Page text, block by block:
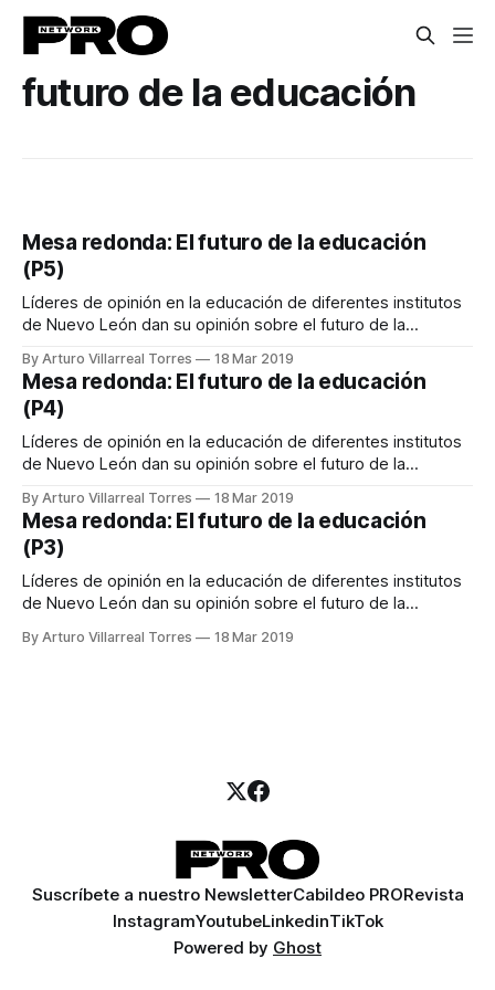
futuro de la educación
Mesa redonda: El futuro de la educación
(P5)
Líderes de opinión en la educación de diferentes institutos
de Nuevo León dan su opinión sobre el futuro de la
By Arturo Villarreal Torres 18 Mar 2019
Mesa redonda: El futuro de la educación
(P4)
Líderes de opinión en la educación de diferentes institutos
de Nuevo León dan su opinión sobre el futuro de la
By Arturo Villarreal Torres 18 Mar 2019
Mesa redonda: El futuro de la educación
(P3)
Líderes de opinión en la educación de diferentes institutos
de Nuevo León dan su opinión sobre el futuro de la
By Arturo Villarreal Torres 18 Mar 2019
Suscríbete a nuestro NewsletterCabildeo PRORevista
InstagramYoutubeLinkedinTikTok
Powered by Ghost